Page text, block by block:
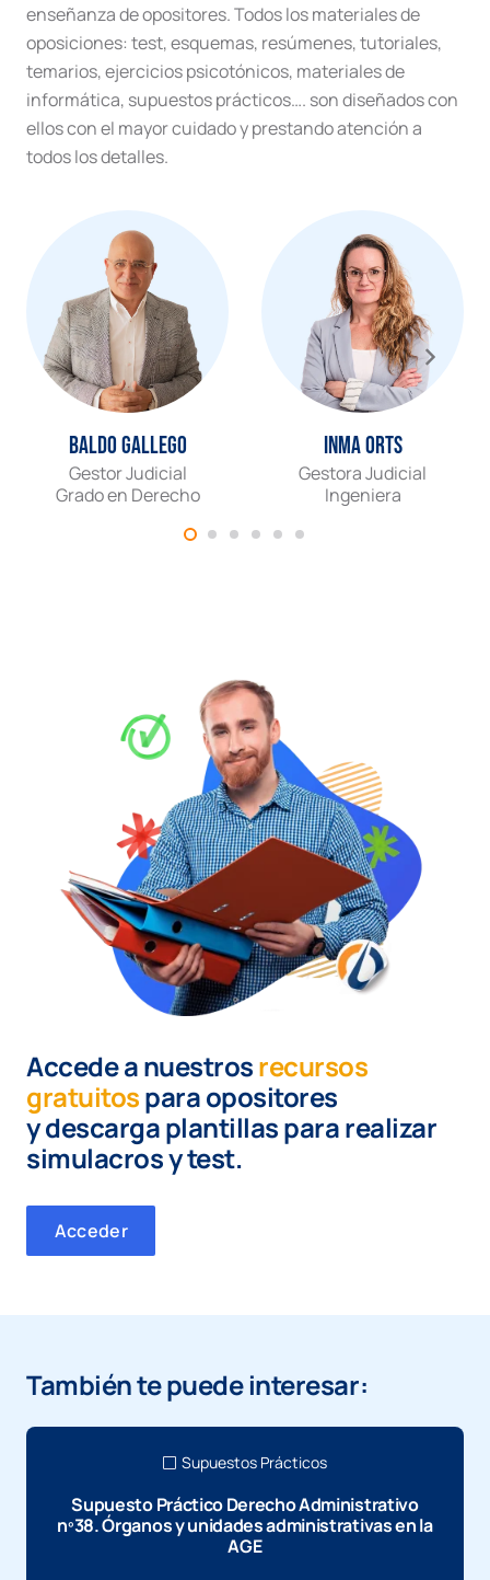
enseñanza de opositores. Todos los materiales de
oposiciones: test, esquemas, resúmenes, tutoriales,
temarios, ejercicios psicotónicos, materiales de
informática, supuestos prácticos…. son diseñados con
ellos con el mayor cuidado y prestando atención a
todos los detalles.
Baldo Gallego
Gestor Judicial
Grado en Derecho
Inma Orts
Gestora Judicial
Ingeniera
Accede a nuestrosrecursos
gratuitospara opositores
ydescarga plantillas para realizar
simulacros y test.
Acceder
También te puede interesar:
Supuestos Prácticos
Supuesto Práctico Derecho Administrativo
nº38. Órganos y unidades administrativas en la
AGE